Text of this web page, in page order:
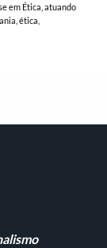
em Ética, atuando
ética,